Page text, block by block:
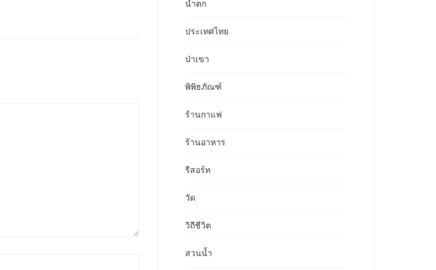
น้ำตก
ประเทศไทย
ป่าเขา
พิพิธภัณฑ์
ร้านกาแฟ
ร้านอาหาร
รีสอร์ท
วัด
วิถีชีวิต
สวนน้ำ